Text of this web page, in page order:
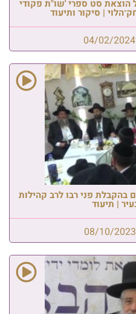
הוצאת סט ספרי 'שו"ת פקודי
| סיקור ותיעוד
04/02/2024
בהקבלת פני רבו לרב קהילות
| תיעוד
08/10/2023